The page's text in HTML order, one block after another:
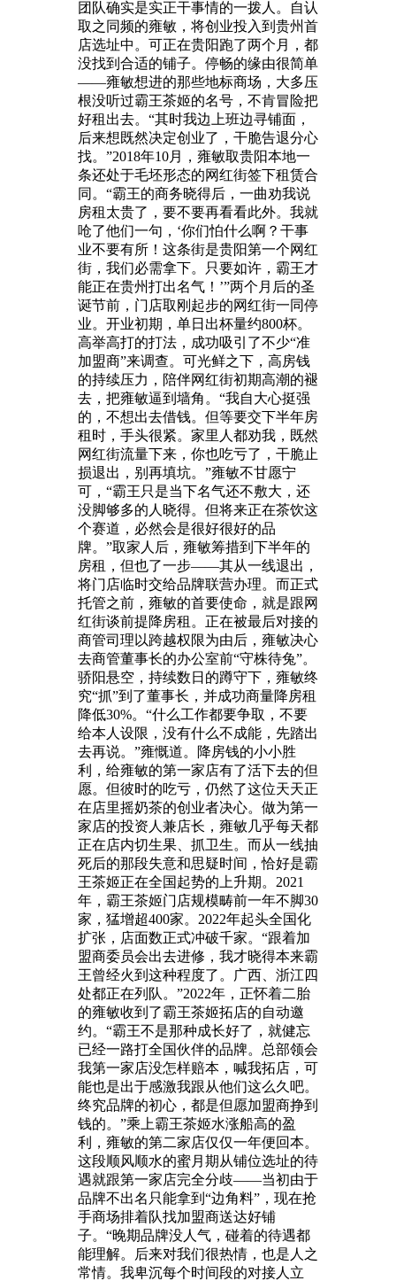
团队确实是实正干事情的一拨人。自认
取之同频的雍敏，将创业投入到贵州首
店选址中。可正在贵阳跑了两个月，都
没找到合适的铺子。停畅的缘由很简单
——雍敏想进的那些地标商场，大多压
根没听过霸王茶姬的名号，不肯冒险把
好租出去。“其时我边上班边寻铺面，
后来想既然决定创业了，干脆告退分心
找。”2018年10月，雍敏取贵阳本地一
条还处于毛坯形态的网红街签下租赁合
同。“霸王的商务晓得后，一曲劝我说
房租太贵了，要不要再看看此外。我就
呛了他们一句，‘你们怕什么啊？干事
业不要有所！这条街是贵阳第一个网红
街，我们必需拿下。只要如许，霸王才
能正在贵州打出名气！’”两个月后的圣
诞节前，门店取刚起步的网红街一同停
业。开业初期，单日出杯量约800杯。
高举高打的打法，成功吸引了不少“准
加盟商”来调查。可光鲜之下，高房钱
的持续压力，陪伴网红街初期高潮的褪
去，把雍敏逼到墙角。“我自大心挺强
的，不想出去借钱。但等要交下半年房
租时，手头很紧。家里人都劝我，既然
网红街流量下来，你也吃亏了，干脆止
损退出，别再填坑。”雍敏不甘愿宁
可，“霸王只是当下名气还不敷大，还
没脚够多的人晓得。但将来正在茶饮这
个赛道，必然会是很好很好的品
牌。”取家人后，雍敏筹措到下半年的
房租，但也了一步——其从一线退出，
将门店临时交给品牌联营办理。而正式
托管之前，雍敏的首要使命，就是跟网
红街谈前提降房租。正在被最后对接的
商管司理以跨越权限为由后，雍敏决心
去商管董事长的办公室前“守株待兔”。
骄阳悬空，持续数日的蹲守下，雍敏终
究“抓”到了董事长，并成功商量降房租
降低30%。“什么工作都要争取，不要
给本人设限，没有什么不成能，先踏出
去再说。”雍慨道。降房钱的小小胜
利，给雍敏的第一家店有了活下去的但
愿。但彼时的吃亏，仍然了这位天天正
在店里摇奶茶的创业者决心。做为第一
家店的投资人兼店长，雍敏几乎每天都
正在店内切生果、抓卫生。而从一线抽
死后的那段失意和思疑时间，恰好是霸
王茶姬正在全国起势的上升期。2021
年，霸王茶姬门店规模畴前一年不脚30
家，猛增超400家。2022年起头全国化
扩张，店面数正式冲破千家。“跟着加
盟商委员会出去进修，我才晓得本来霸
王曾经火到这种程度了。广西、浙江四
处都正在列队。”2022年，正怀着二胎
的雍敏收到了霸王茶姬拓店的自动邀
约。“霸王不是那种成长好了，就健忘
已经一路打全国伙伴的品牌。总部领会
我第一家店没怎样赔本，喊我拓店，可
能也是出于感激我跟从他们这么久吧。
终究品牌的初心，都是但愿加盟商挣到
钱的。”乘上霸王茶姬水涨船高的盈
利，雍敏的第二家店仅仅一年便回本。
这段顺风顺水的蜜月期从铺位选址的待
遇就跟第一家店完全分歧——当初由于
品牌不出名只能拿到“边角料”，现在抢
手商场排着队找加盟商送达好铺
子。“晚期品牌没人气，碰着的待遇都
能理解。后来对我们很热情，也是人之
常情。我卑沉每个时间段的对接人立